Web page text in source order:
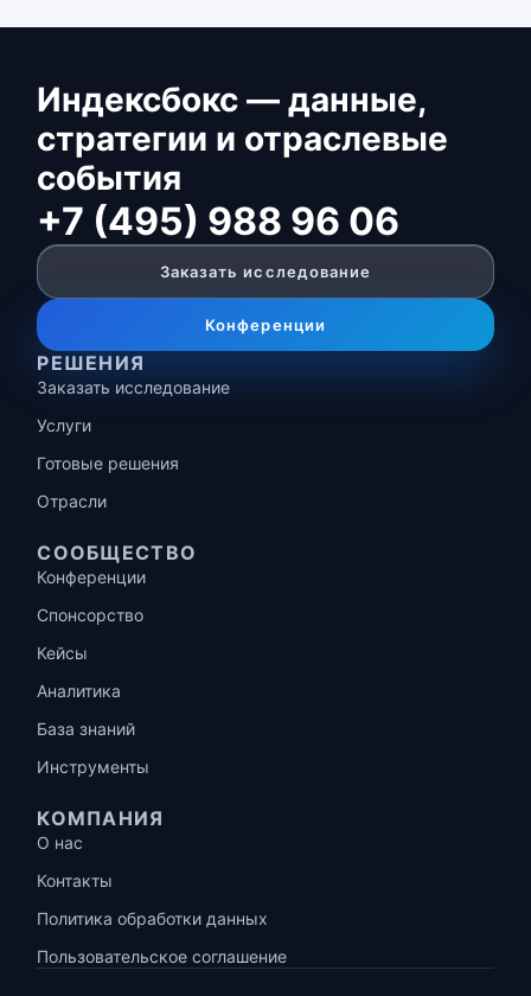
Индексбокс — данные,
стратегии и отраслевые
события
+7 (495) 988 96 06
Заказать исследование
Конференции
РЕШЕНИЯ
Заказать исследование
Услуги
Готовые решения
Отрасли
СООБЩЕСТВО
Конференции
Спонсорство
Кейсы
Аналитика
База знаний
Инструменты
КОМПАНИЯ
О нас
Контакты
Политика обработки данных
Пользовательское соглашение